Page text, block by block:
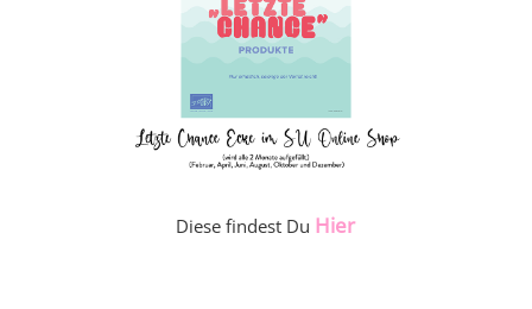
Diese findest Du Hier